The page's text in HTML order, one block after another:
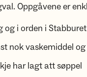
Oppgåvene er
og i orden i
nok vaskemiddel
har lagt att søppel